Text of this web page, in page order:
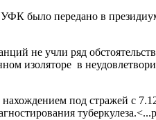
было передано в
не учли ряд
изоляторе в
под стражей с